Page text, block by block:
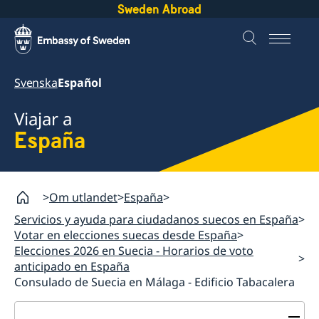
Sweden Abroad
SvenskaEspañol
Viajar a
España
Om utlandet España
Servicios y ayuda para ciudadanos suecos en España
Votar en elecciones suecas desde España
Elecciones 2026 en Suecia - Horarios de voto
anticipado en España
Consulado de Suecia en Málaga - Edificio Tabacalera